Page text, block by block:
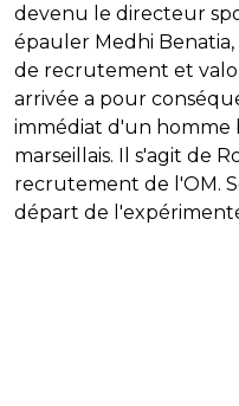
devenu le directeur
épauler Medhi
de recrutement et
arrivée a pour
immédiat d'un homme
marseillais. Il s'agit de
recrutement de l'OM.
départ de